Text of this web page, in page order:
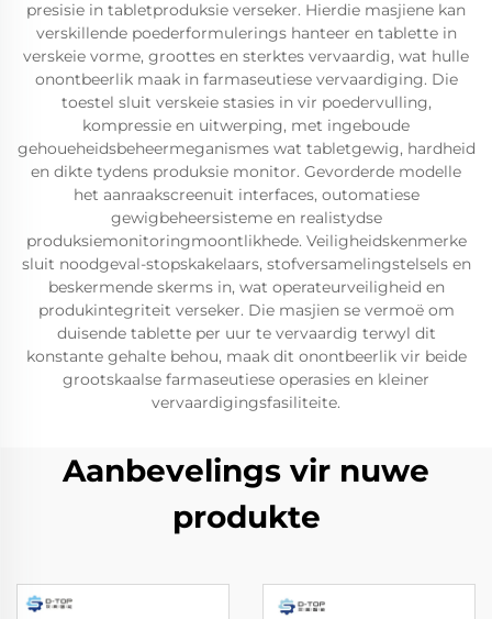
presisie in tabletproduksie verseker. Hierdie masjiene kan
verskillende poederformulerings hanteer en tablette in
verskeie vorme, groottes en sterktes vervaardig, wat hulle
onontbeerlik maak in farmaseutiese vervaardiging. Die
toestel sluit verskeie stasies in vir poedervulling,
kompressie en uitwerping, met ingeboude
gehoueheidsbeheermeganismes wat tabletgewig, hardheid
en dikte tydens produksie monitor. Gevorderde modelle
het aanraakscreenuit interfaces, outomatiese
gewigbeheersisteme en realistydse
produksiemonitoringmoontlikhede. Veiligheidskenmerke
sluit noodgeval-stopskakelaars, stofversamelingstelsels en
beskermende skerms in, wat operateurveiligheid en
produkintegriteit verseker. Die masjien se vermoë om
duisende tablette per uur te vervaardig terwyl dit
konstante gehalte behou, maak dit onontbeerlik vir beide
grootskaalse farmaseutiese operasies en kleiner
vervaardigingsfasiliteite.
Aanbevelings vir nuwe
produkte